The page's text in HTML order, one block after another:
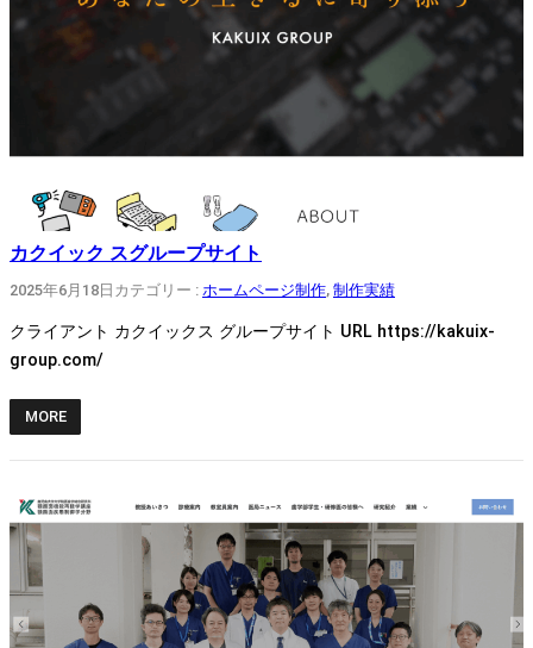
カクイック スグループサイト
2025年6月18日 カテゴリー : ホームページ制作, 制作実績
クライアント カクイックス グループサイト URL https://kakuix-
group.com/
MORE